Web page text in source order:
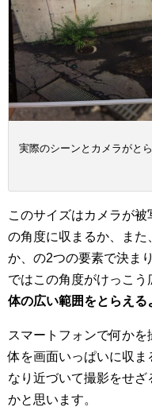
実際のシーンとカメラがと
このサイズはカメラが
の角度に収まるか、ま
か、の2つの要素で決ま
ではこの角度がけっこう
体の広い範囲をとらえる
スマートフォンで何か
体を画面いっぱいに収
なり近づいて撮影をせ
かと思います。